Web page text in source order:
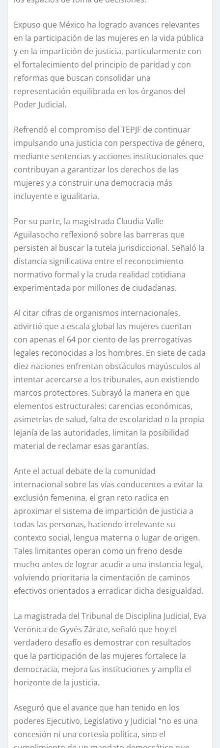
Expuso que México ha logrado avances relevantes
en la participación de las mujeres en la vida pública
y en la impartición de justicia, particularmente con
el fortalecimiento del principio de paridad y con
reformas que buscan consolidar una
representación equilibrada en los órganos del
Poder Judicial.
Refrendó el compromiso del TEPJF de continuar
impulsando una justicia con perspectiva de género,
mediante sentencias y acciones institucionales que
contribuyan a garantizar los derechos de las
mujeres y a construir una democracia más
incluyente e igualitaria.
Por su parte, la magistrada Claudia Valle
Aguilasocho reflexionó sobre las barreras que
persisten al buscar la tutela jurisdiccional. Señaló la
distancia significativa entre el reconocimiento
normativo formal y la cruda realidad cotidiana
experimentada por millones de ciudadanas.
Al citar cifras de organismos internacionales,
advirtió que a escala global las mujeres cuentan
con apenas el 64 por ciento de las prerrogativas
legales reconocidas a los hombres. En siete de cada
diez naciones enfrentan obstáculos mayúsculos al
intentar acercarse a los tribunales, aun existiendo
marcos protectores. Subrayó la manera en que
elementos estructurales: carencias económicas,
asimetrías de salud, falta de escolaridad o la propia
lejanía de las autoridades, limitan la posibilidad
material de reclamar esas garantías.
Ante el actual debate de la comunidad
internacional sobre las vías conducentes a evitar la
exclusión femenina, el gran reto radica en
aproximar el sistema de impartición de justicia a
todas las personas, haciendo irrelevante su
contexto social, lengua materna o lugar de origen.
Tales limitantes operan como un freno desde
mucho antes de lograr acudir a una instancia legal,
volviendo prioritaria la cimentación de caminos
efectivos orientados a erradicar dicha desigualdad.
La magistrada del Tribunal de Disciplina Judicial, Eva
Verónica de Gyvés Zárate, señaló que hoy el
verdadero desafío es demostrar con resultados
que la participación de las mujeres fortalece la
democracia, mejora las instituciones y amplía el
horizonte de la justicia.
Aseguró que el avance que han tenido en los
poderes Ejecutivo, Legislativo y Judicial “no es una
concesión ni una cortesía política, sino el